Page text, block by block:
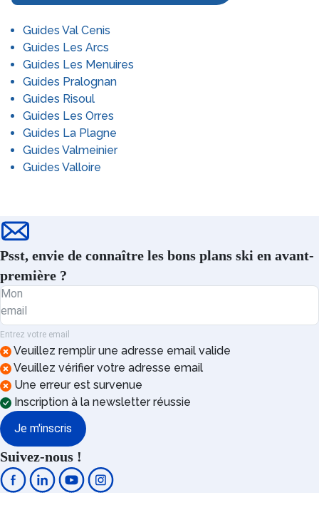
Guides Val Cenis
Guides Les Arcs
Guides Les Menuires
Guides Pralognan
Guides Risoul
Guides Les Orres
Guides La Plagne
Guides Valmeinier
Guides Valloire
Psst, envie de connaître les bons plans ski en avant-
première ?
Mon
email
Entrez votre email
Veuillez remplir une adresse email valide
Veuillez vérifier votre adresse email
Une erreur est survenue
Inscription à la newsletter réussie
Je m'inscris
Suivez-nous !